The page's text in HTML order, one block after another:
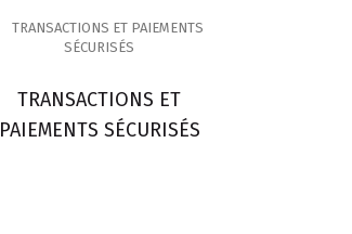
TRANSACTIONS ET
PAIEMENTS SÉCURISÉS